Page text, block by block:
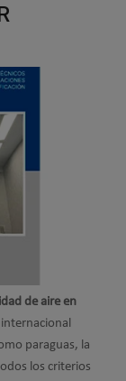
de aire en
paraguas, la
los criterios